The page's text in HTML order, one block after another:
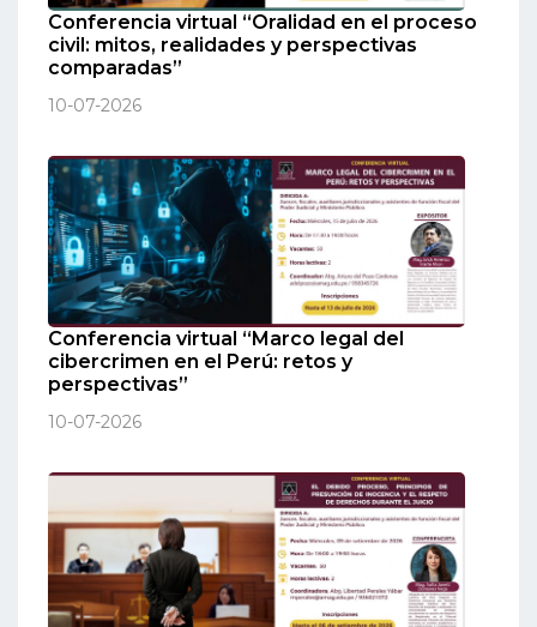
Conferencia virtual “Oralidad en el proceso
civil: mitos, realidades y perspectivas
comparadas”
10-07-2026
Conferencia virtual “Marco legal del
cibercrimen en el Perú: retos y
perspectivas”
10-07-2026